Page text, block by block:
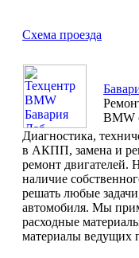
Схема проезда
BMW
Диагностика,
в АКПП, замена и
ремонт двигателей.
наличие
решать любые
автомобиля. Мы
расходные
материалы ведущих